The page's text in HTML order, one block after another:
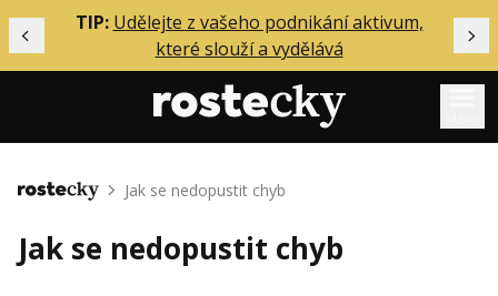
Předchozí
TIP: Udělejte z vašeho podnikání aktivum,
které slouží a vydělává
Mentoring
Solo
Domů Jak se nedopustit chyb
Jak se nedopustit chyb